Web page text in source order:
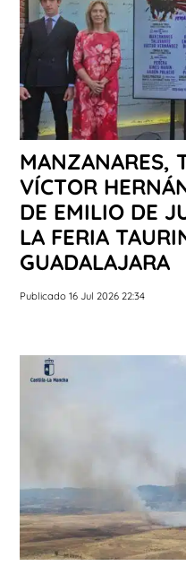
MANZANARES,
VÍCTOR
DE EMILIO DE
LA FERIA
GUADALAJARA
Publicado 16 Jul 2026 22:34